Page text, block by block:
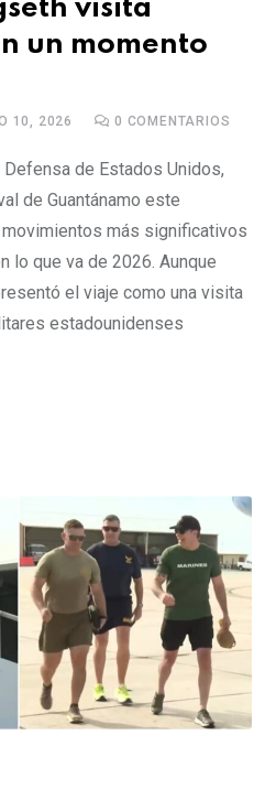
visita
un momento
10, 2026 0 COMENTARIOS
de Estados Unidos,
de Guantánamo este
más significativos
lo que va de 2026. Aunque
el viaje como una visita
estadounidenses